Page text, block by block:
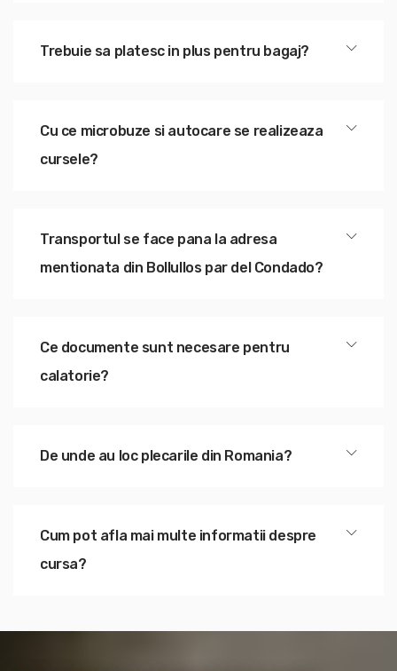
Trebuie sa platesc in plus pentru bagaj?
Cu ce microbuze si autocare se realizeaza
cursele?
Transportul se face pana la adresa
mentionata din Bollullos par del Condado?
Ce documente sunt necesare pentru
calatorie?
De unde au loc plecarile din Romania?
Cum pot afla mai multe informatii despre
cursa?